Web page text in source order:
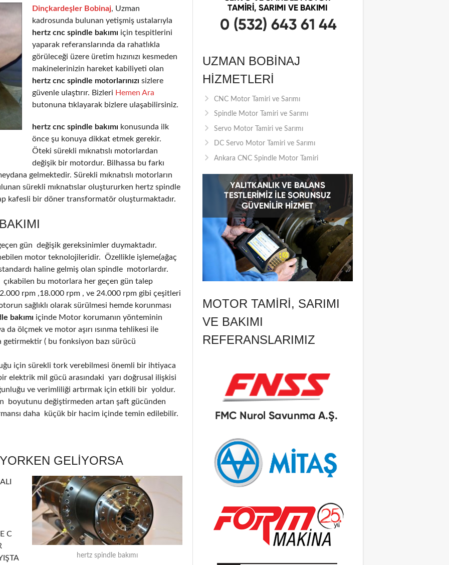
Dinçkardeşler Bobinaj, Uzman
kadrosunda bulunan yetişmiş ustalarıyla
hertz cnc spindle bakımı için tespitlerini
yaparak referanslarında da rahatlıkla
görüleceği üzere üretim hızınızı kesmeden
makinelerinizin hareket kabiliyeti olan
hertz cnc spindle motorlarınızı sizlere
güvenle ulaştırır. Bizleri Hemen Ara
butonuna tıklayarak bizlere ulaşabilirsiniz.
hertz cnc spindle bakımı konusunda ilk
önce şu konuya dikkat etmek gerekir.
Öteki sürekli mıknatıslı motorlardan
değişik bir motordur. Bilhassa bu farkı
gelmektedir. Sürekli mıknatıslı motorların
sürekli mıknatıslar oluştururken hertz spindle
kafesli bir döner transformatör oluşturmaktadır.
gün değişik gereksinimler duymaktadır.
motor teknolojileridir. Özellikle işleme(ağaç
haline gelmiş olan spindle motorlardır.
bu motorlara her geçen gün talep
rpm ,18.000 rpm , ve 24.000 rpm gibi çeşitleri
sağlıklı olarak sürülmesi hemde korunması
bakımı içinde Motor korumanın yönteminin
da ölçmek ve motor aşırı ısınma tehlikesi ile
getirmektir ( bu fonksiyon bazı sürücü
için sürekli tork verebilmesi önemli bir ihtiyaca
elektrik mil gücü arasındaki yarı doğrusal ilişkisi
ve verimliliği artırmak için etkili bir yoldur.
boyutunu değiştirmeden artan şaft gücünden
daha küçük bir hacim içinde temin edilebilir.
GELİYORSA
hertz spindle bakımı
C
UZMAN BOBINAJ
HIZMETLERI
CNC Motor Tamiri ve Sarımı
Spindle Motor Tamiri ve Sarımı
Servo Motor Tamiri ve Sarımı
DC Servo Motor Tamiri ve Sarımı
Ankara CNC Spindle Motor Tamiri
MOTOR TAMIRI, SARIMI
VE BAKIMI
REFERANSLARIMIZ